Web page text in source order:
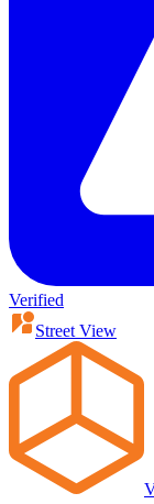
Verified
Street View